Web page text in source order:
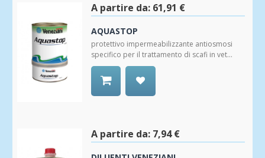
Wishlist
A partire da: 61,91 €
AQUASTOP
protettivo impermeabilizzante antiosmosi
specifico per il trattamento di scafi in vet...
A partire da: 7,94 €